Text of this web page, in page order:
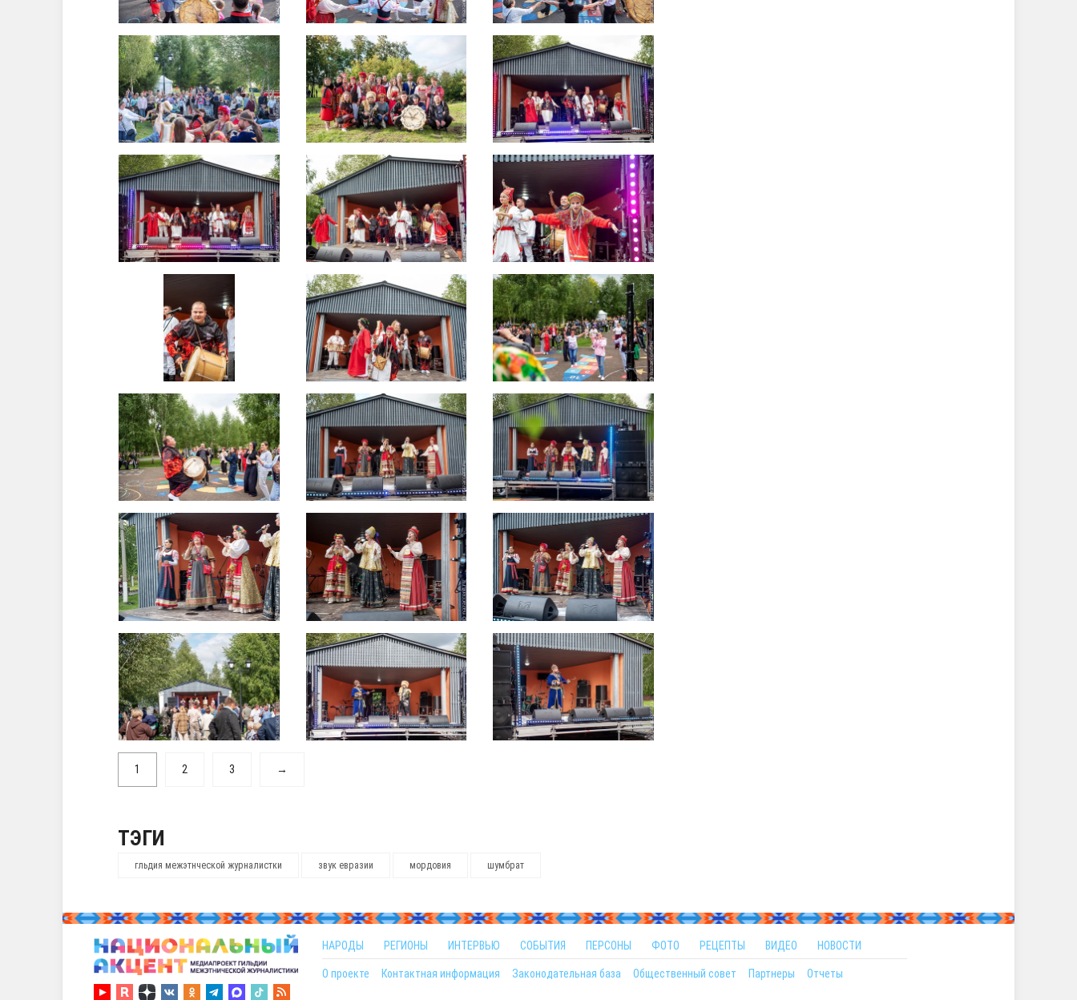
1 2 3 →
ТЭГИ
гльдия межэтнческой журналистки звук евразии мордовия шумбрат
НАРОДЫ РЕГИОНЫ ИНТЕРВЬЮ СОБЫТИЯ ПЕРСОНЫ ФОТО РЕЦЕПТЫ ВИДЕО НОВОСТИ
О проекте Контактная информация Законодательная база Общественный совет Партнеры Отчеты